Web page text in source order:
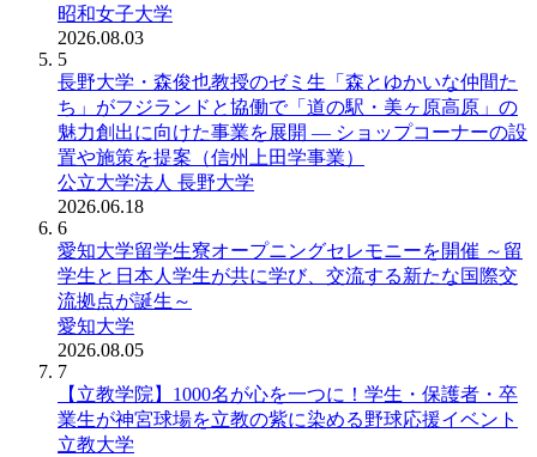
昭和女子大学
2026.08.03
5
長野大学・森俊也教授のゼミ生「森とゆかいな仲間た
ち」がフジランドと協働で「道の駅・美ヶ原高原」の
魅力創出に向けた事業を展開 ― ショップコーナーの設
置や施策を提案（信州上田学事業）
公立大学法人 長野大学
2026.06.18
6
愛知大学留学生寮オープニングセレモニーを開催 ～留
学生と日本人学生が共に学び、交流する新たな国際交
流拠点が誕生～
愛知大学
2026.08.05
7
【立教学院】1000名が心を一つに！学生・保護者・卒
業生が神宮球場を立教の紫に染める野球応援イベント
立教大学